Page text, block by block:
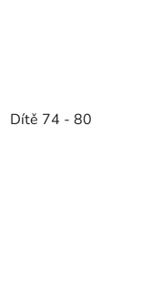
Dítě 74 - 80